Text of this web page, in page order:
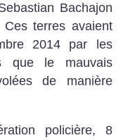
Bachajon
terres avaient
2014 par les
que le mauvais
de manière
policière, 8